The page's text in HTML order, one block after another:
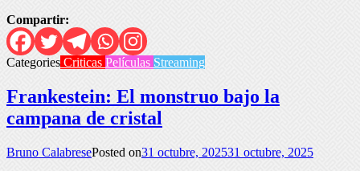
Compartir:
Categories Criticas Películas Streaming
Frankestein: El monstruo bajo la
campana de cristal
Bruno CalabresePosted on31 octubre, 202531 octubre, 2025